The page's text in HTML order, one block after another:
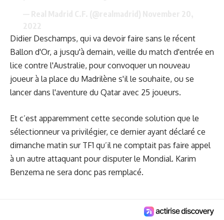
Didier Deschamps, qui va devoir faire sans le récent
Ballon d'Or, a jusqu'à demain, veille du match d'entrée en
lice contre l'Australie, pour convoquer un nouveau
joueur à la place du Madrilène s'il le souhaite, ou se
lancer dans l'aventure du Qatar avec 25 joueurs.
Et c’est apparemment cette seconde solution que le
sélectionneur va privilégier, ce dernier ayant déclaré ce
dimanche matin sur TF1 qu’il ne comptait pas faire appel
à un autre attaquant pour disputer le Mondial. Karim
Benzema ne sera donc pas remplacé.